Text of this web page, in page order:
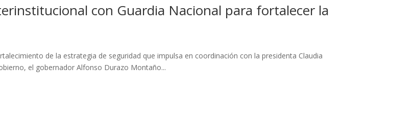
con Guardia Nacional para fortalecer la
de la estrategia de seguridad que impulsa en coordinación con la presidenta Claudia
el gobernador Alfonso Durazo Montaño...